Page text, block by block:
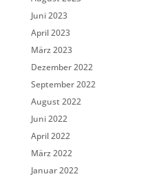
Juni 2023
April 2023
März 2023
Dezember 2022
September 2022
August 2022
Juni 2022
April 2022
März 2022
Januar 2022